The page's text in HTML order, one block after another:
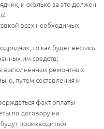
и сколько за это должен
всех необходимых
то как будет вестись
им средств;
выполненных ремонтных
путем составления и
факт оплаты
по договору на
производиться